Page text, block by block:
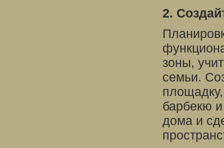
2.
зоны,
семьи.
барбекю
дома и